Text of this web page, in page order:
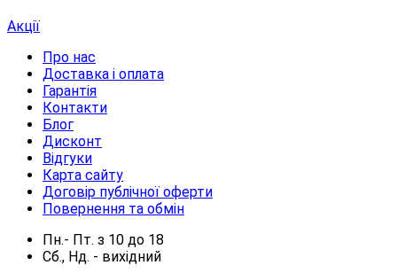
Акції
Про нас
Доставка і оплата
Гарантія
Контакти
Блог
Дисконт
Відгуки
Карта сайту
Договір публічної оферти
Повернення та обмін
Пн.- Пт. з 10 до 18
Сб., Нд. - вихідний